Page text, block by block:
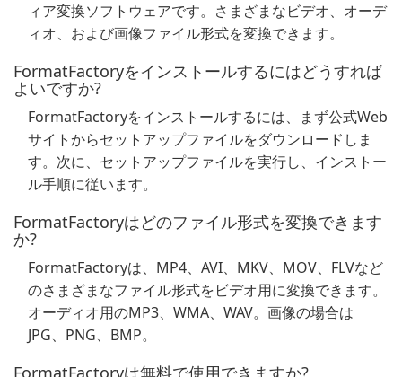
ィア変換ソフトウェアです。さまざまなビデオ、オーデ
ィオ、および画像ファイル形式を変換できます。
FormatFactoryをインストールするにはどうすれば
よいですか?
FormatFactoryをインストールするには、まず公式Web
サイトからセットアップファイルをダウンロードしま
す。次に、セットアップファイルを実行し、インストー
ル手順に従います。
FormatFactoryはどのファイル形式を変換できます
か?
FormatFactoryは、MP4、AVI、MKV、MOV、FLVなど
のさまざまなファイル形式をビデオ用に変換できます。
オーディオ用のMP3、WMA、WAV。画像の場合は
JPG、PNG、BMP。
FormatFactoryは無料で使用できますか?